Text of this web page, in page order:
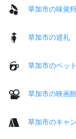
草加市の味覚
草加市の巡礼
草加市のペッ
草加市の映画
草加市のキャ